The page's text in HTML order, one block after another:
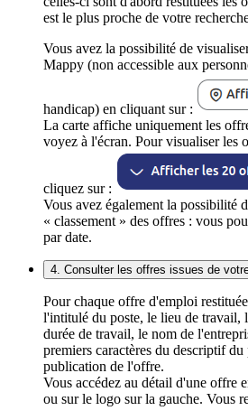
est le plus proche de votre
Vous avez la possibilité de
Mappy (non accessible aux
handicap) en cliquant sur :
La carte affiche uniquement les
voyez à l'écran. Pour visualiser les
cliquez sur :
Vous avez également la possibilité
« classement » des offres : vous
par date.
4. Consulter les offres issues de
Pour chaque offre d'emploi
l'intitulé du poste, le lieu de travail,
durée de travail, le nom de
premiers caractères du descriptif du
publication de l'offre.
Vous accédez au détail d'une offre
ou sur le logo sur la gauche. Vous